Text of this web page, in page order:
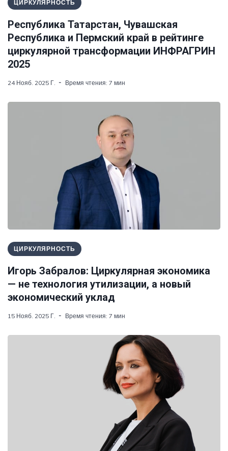
ЦИРКУЛЯРНОСТЬ
Республика Татарстан, Чувашская
Республика и Пермский край в рейтинге
циркулярной трансформации ИНФРАГРИН
2025
24 Нояб. 2025 Г. Время чтения: 7 мин
ЦИРКУЛЯРНОСТЬ
Игорь Забралов: Циркулярная экономика
— не технология утилизации, а новый
экономический уклад
15 Нояб. 2025 Г. Время чтения: 7 мин